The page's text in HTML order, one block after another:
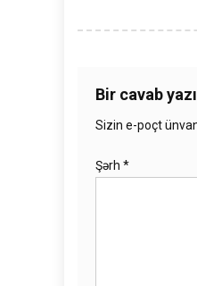
Bir cavab
Sizin e-poçt
Şərh *